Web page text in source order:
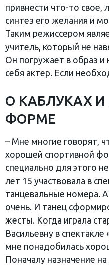
привнести что-то свое,
синтез его желания и
Таким режиссером
учитель, который не
Он погружает в образ и
себя актер. Если
О КАБЛУКАХ
ФОРМЕ
– Мне многие говорят,
хорошей спортивной
специально для этого
лет 15 участвовала в
танцевальные номера.
очень. И танец
жесты. Когда играла
Васильевну в спектакле
мне понадобилась
Поначалу назначение